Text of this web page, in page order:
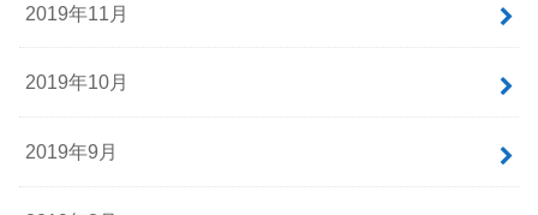
2019年11月
2019年10月
2019年9月